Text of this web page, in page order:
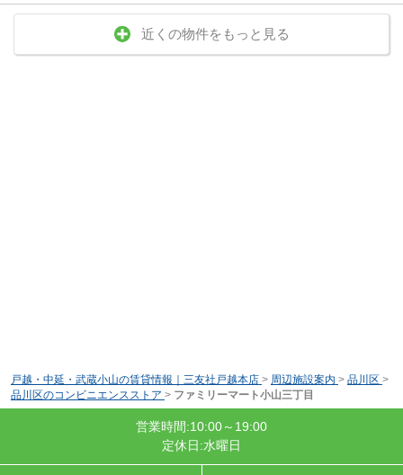
近くの物件をもっと見る
戸越・中延・武蔵小山の賃貸情報｜三友社戸越本店 > 周辺施設案内 > 品川区 >
品川区のコンビニエンスストア > ファミリーマート小山三丁目
営業時間:10:00～19:00
定休日:水曜日